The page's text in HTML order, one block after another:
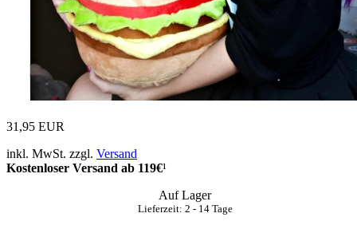
31,95 EUR
inkl. MwSt. zzgl. Versand
Kostenloser Versand ab 119€¹
Auf Lager
Lieferzeit: 2 - 14 Tage